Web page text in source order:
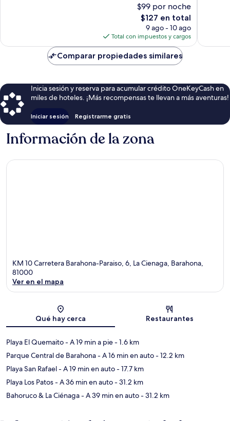
$99 por noche
El
precio
actual
es
de
$127
$127 en total
9 ago - 10 ago
Total con impuestos y cargos
Comparar propiedades similares
Inicia sesión y reserva para acumular crédito OneKeyCash en
miles de hoteles. ¡Más recompensas te llevan a más aventuras!
Iniciar sesión Registrarme gratis
Información de la zona
KM 10 Carretera Barahona-Paraiso, 6, La Cienaga, Barahona,
81000
Ver en el mapa
Qué hay cerca Restaurantes
Playa El Quemaito- A 19 min a pie- 1.6 km
Parque Central de Barahona- A 16 min en auto- 12.2 km
Playa San Rafael- A 19 min en auto- 17.7 km
Playa Los Patos- A 36 min en auto- 31.2 km
Bahoruco & La Ciénaga- A 39 min en auto- 31.2 km